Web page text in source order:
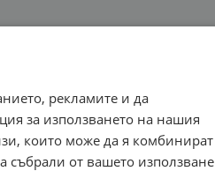
рекламите и да
за използването на нашия
които може да я комбинират
събрали от вашето използване